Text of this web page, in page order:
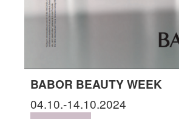
BABOR BEAUTY WEEK
04.10.-14.10.2024